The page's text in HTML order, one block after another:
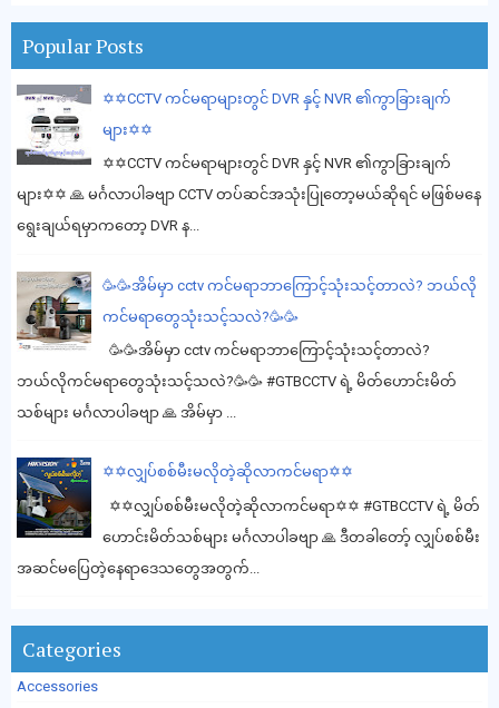
Popular Posts
✡️✡️CCTV ကင်မရာများတွင် DVR နှင့် NVR ၏ကွာခြားချက်
များ✡️✡️
✡️✡️CCTV ကင်မရာများတွင် DVR နှင့် NVR ၏ကွာခြားချက်
များ✡️✡️ 🙏 မင်္ဂလာပါခဗျာ CCTV တပ်ဆင်အသုံးပြုတော့မယ်ဆိုရင် မဖြစ်မနေ
ရွေးချယ်ရမှာကတော့ DVR န...
🥳🥳အိမ်မှာ cctv ကင်မရာဘာကြောင့်သုံးသင့်တာလဲ? ဘယ်လို
ကင်မရာတွေသုံးသင့်သလဲ?🥳🥳
🥳🥳အိမ်မှာ cctv ကင်မရာဘာကြောင့်သုံးသင့်တာလဲ?
ဘယ်လိုကင်မရာတွေသုံးသင့်သလဲ?🥳🥳 #GTBCCTV ရဲ့ မိတ်ဟောင်းမိတ်
သစ်များ မင်္ဂလာပါခဗျာ 🙏 အိမ်မှာ ...
✡️✡️လျှပ်စစ်မီးမလိုတဲ့ဆိုလာကင်မရာ✡️✡️
✡️✡️လျှပ်စစ်မီးမလိုတဲ့ဆိုလာကင်မရာ✡️✡️ #GTBCCTV ရဲ့ မိတ်
ဟောင်းမိတ်သစ်များ မင်္ဂလာပါခဗျာ 🙏 ဒီတခါတော့် လျှပ်စစ်မီး
အဆင်မပြေတဲ့နေရာဒေသတွေအတွက်...
Categories
Accessories